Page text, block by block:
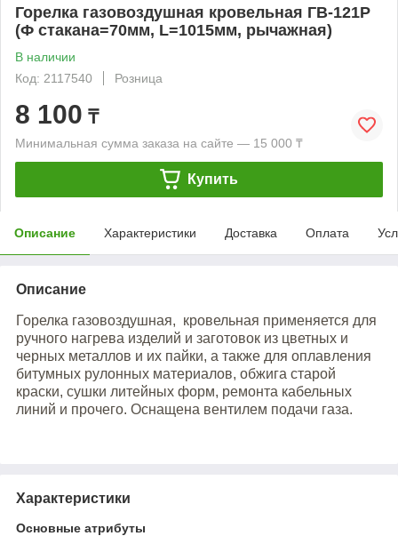
Горелка газовоздушная кровельная ГВ-121Р
(Ф стакана=70мм, L=1015мм, рычажная)
В наличии
Код: 2117540
Розница
8 100 ₸
Минимальная сумма заказа на сайте — 15 000 ₸
Купить
Описание Характеристики Доставка Оплата
Описание
Горелка газовоздушная, кровельная применяется для
ручного нагрева изделий и заготовок из цветных и
черных металлов и их пайки, а также для оплавления
битумных рулонных материалов, обжига старой
краски, сушки литейных форм, ремонта кабельных
линий и прочего. Оснащена вентилем подачи газа.
Характеристики
Основные атрибуты